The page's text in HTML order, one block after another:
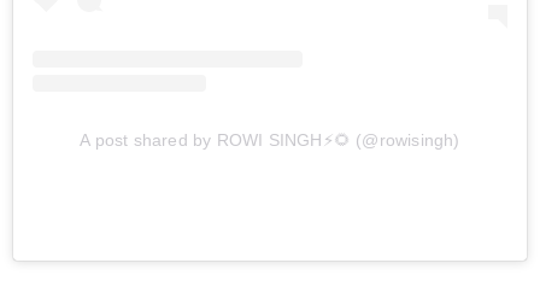
A post shared by ROWI SINGH⚡️🌻 (@rowisingh)